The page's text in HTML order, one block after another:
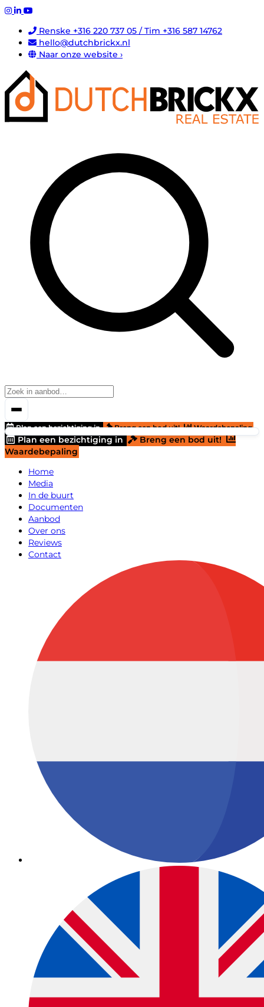
Renske +316 220 737 05 / Tim +316 587 14762
hello@dutchbrickx.nl
Naar onze website ›
Plan een bezichtiging in Breng een bod uit! Waardebepaling
Plan een bezichtiging in
Breng een bod uit!
Waardebepaling
Home
Media
In de buurt
Documenten
Aanbod
Over ons
Reviews
Contact